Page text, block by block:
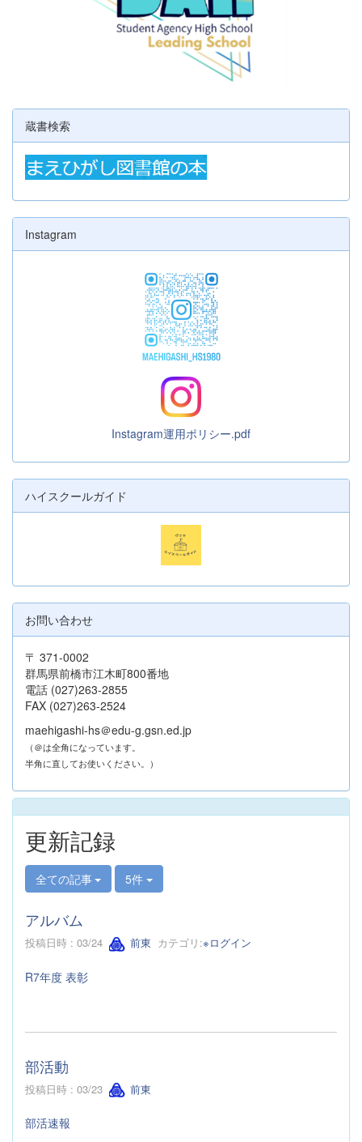
蔵書検索
Instagram
Instagram運用ポリシー.pdf
ハイスクールガイド
お問い合わせ
〒 371-0002
群馬県前橋市江木町800番地
電話 (027)263-2855
FAX (027)263-2524
maehigashi-hs＠edu-g.gsn.ed.jp
（＠は全角になっています。
半角に直してお使いください。）
更新記録
全ての記事 5件
アルバム
投稿日時 : 03/24 前東 カテゴリ:※ログイン
R7年度 表彰
部活動
投稿日時 : 03/23 前東
部活速報